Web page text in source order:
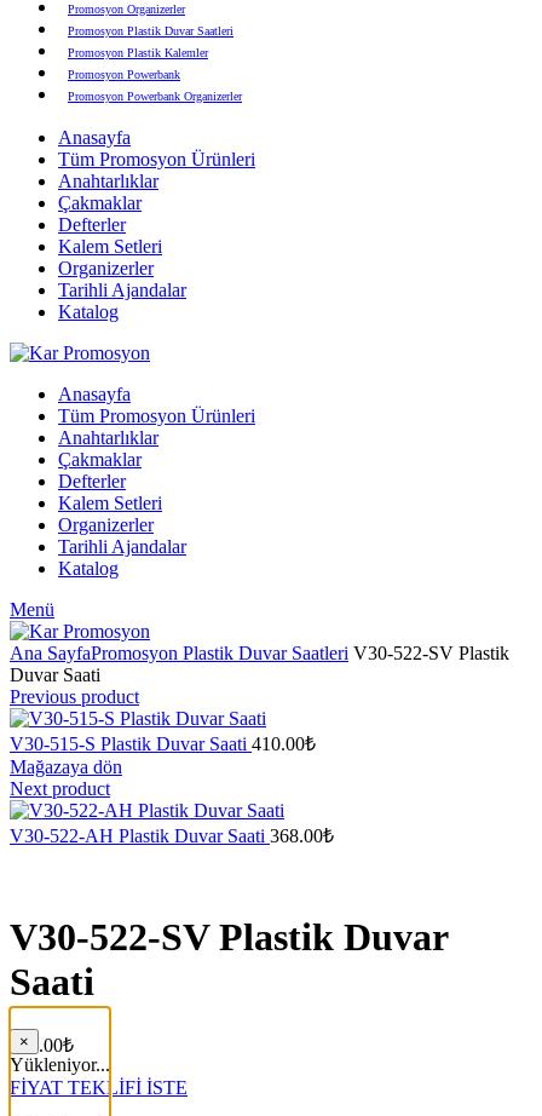
×
Yükleniyor...
Promosyon Organizerler
Promosyon Plastik Duvar Saatleri
Promosyon Plastik Kalemler
Promosyon Powerbank
Promosyon Powerbank Organizerler
Promosyon Şapka
Promosyon Sekreter Bloknotlar
Promosyon Seramik ve Porselen Ürünler
Promosyon Speakerlar
Promosyon Tarihli Ajandalar
Promosyon Teknoloji Ürünleri
Promosyon Telefon Standları
Promosyon Termoslar
Promosyon Tişörtler
Anasayfa
Tüm Promosyon Ürünleri
Anahtarlıklar
Çakmaklar
Defterler
Kalem Setleri
Organizerler
Tarihli Ajandalar
Katalog
Anasayfa
Tüm Promosyon Ürünleri
Anahtarlıklar
Çakmaklar
Defterler
Kalem Setleri
Organizerler
Tarihli Ajandalar
Katalog
Menü
Ana SayfaPromosyon Plastik Duvar Saatleri V30-522-SV Plastik
Duvar Saati
Previous product
V30-515-S Plastik Duvar Saati 410.00₺
Mağazaya dön
Next product
V30-522-AH Plastik Duvar Saati 368.00₺
V30-522-SV Plastik Duvar
Saati
368.00₺
FİYAT TEKLİFİ İSTE